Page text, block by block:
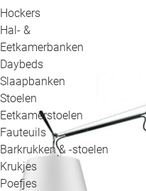
Hockers
Hal- &
Eetkamerbanken
Daybeds
Slaapbanken
Stoelen
Eetkamerstoelen
Fauteuils
Barkrukken & -stoelen
Krukjes
Poefjes